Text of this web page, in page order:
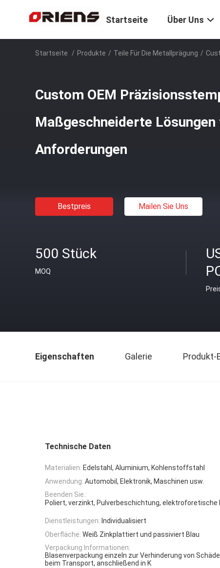
Startseite Über Uns
Startseite / Produkte / Teile Für Die Metallprägung /
Custom OEM
Maßgeschneiderte
Anforderungen
Bestpreis Mailen Sie Uns
500 Stück
MOQ
Eigenschaften Galerie Produkt-
Technische Daten
Materialien: Edelstahl, Aluminium, Kohlenstoffstahl
Anwendung: Automobil, Elektronik, Maschinen usw.
Beenden Sie.:
Poliert, verzinkt, Pulverbeschichtung, elektroforetische
Dienstleistungen: Individualisiert
Oberfläche: Weiß Zinkplattiert und passiviert Blau
Verpackung Informationen:
Blasenverpackung einzeln zur Verhinderung von
beim Transport, anschließend in K